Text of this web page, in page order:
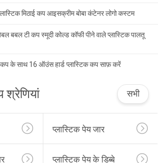
मिठाई कप आइसक्रीम बोबा कंटेनर लोगो कस्टम
बबल टी कप स्मूदी कोल्ड कॉफी पीने वाले प्लास्टिक पालतू
कप के साथ 16 ऑउंस हार्ड प्लास्टिक कप साफ़ करें
श्रेणियां सभी
प्लास्टिक पेय जार
प्लास्टिक पेय के डिब्बे